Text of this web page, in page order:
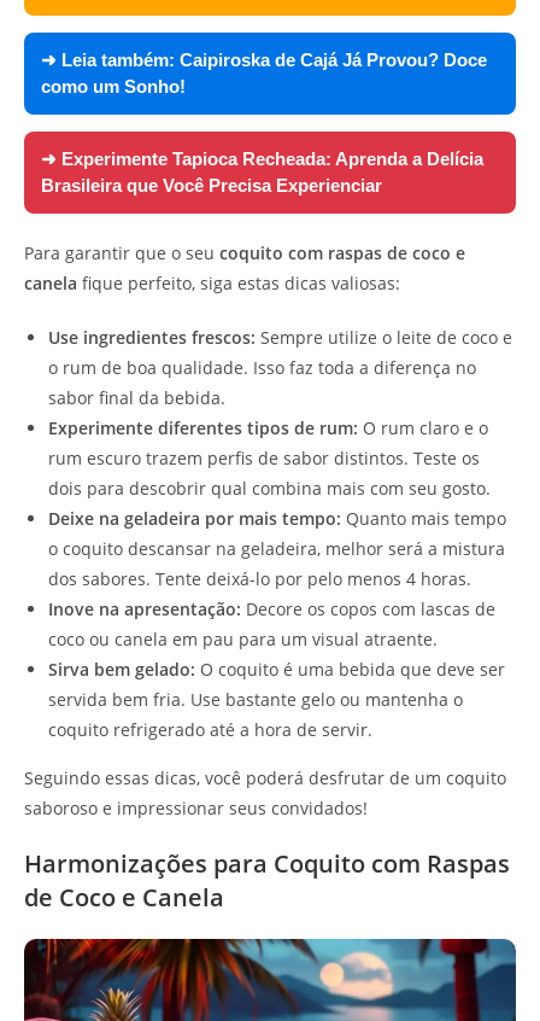
➜ Leia também: Caipiroska de Cajá Já Provou? Doce
como um Sonho!
➜ Experimente Tapioca Recheada: Aprenda a Delícia
Brasileira que Você Precisa Experienciar
Para garantir que o seu coquito com raspas de coco e
canela fique perfeito, siga estas dicas valiosas:
Use ingredientes frescos: Sempre utilize o leite de coco e
o rum de boa qualidade. Isso faz toda a diferença no
sabor final da bebida.
Experimente diferentes tipos de rum: O rum claro e o
rum escuro trazem perfis de sabor distintos. Teste os
dois para descobrir qual combina mais com seu gosto.
Deixe na geladeira por mais tempo: Quanto mais tempo
o coquito descansar na geladeira, melhor será a mistura
dos sabores. Tente deixá-lo por pelo menos 4 horas.
Inove na apresentação: Decore os copos com lascas de
coco ou canela em pau para um visual atraente.
Sirva bem gelado: O coquito é uma bebida que deve ser
servida bem fria. Use bastante gelo ou mantenha o
coquito refrigerado até a hora de servir.
Seguindo essas dicas, você poderá desfrutar de um coquito
saboroso e impressionar seus convidados!
Harmonizações para Coquito com Raspas
de Coco e Canela